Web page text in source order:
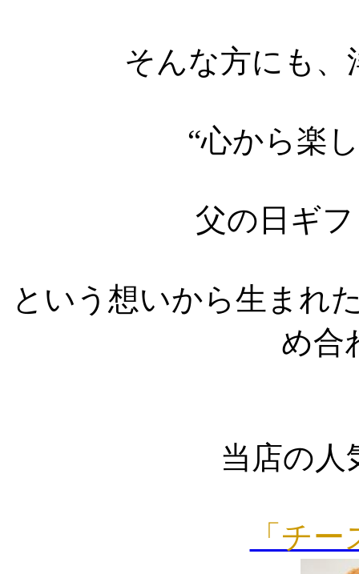
そんな方にも、
“心から楽
父の日ギ
という想いから生まれ
め合
当店の人
「チ